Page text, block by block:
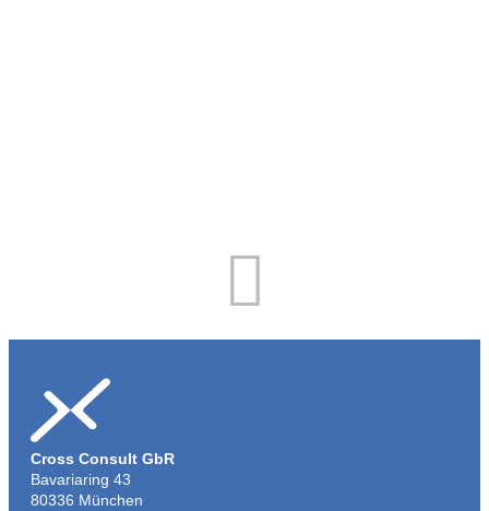
Cross Consult GbR
Bavariaring 43
80336 München